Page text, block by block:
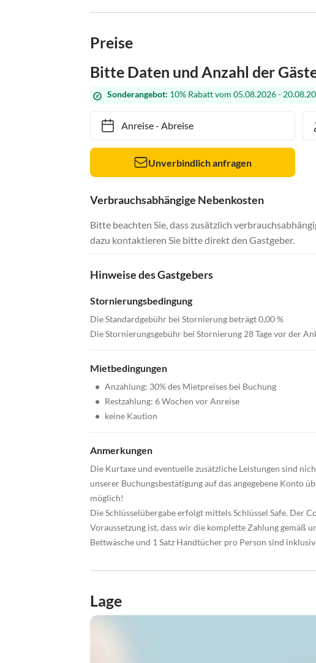
Preise
Bitte Daten und Anzahl der
Sonderangebot: 10% Rabatt vom 05.08.2026 -
Anreise- Abreise
Unverbindlich anfragen
Verbrauchsabhängige Nebenkosten
Bitte beachten Sie, dass zusätzlich
dazu kontaktieren Sie bitte direkt den Gastgeber.
Hinweise des Gastgebers
Stornierungsbedingung
Die Standardgebühr bei Stornierung beträgt 0,00 %
Die Stornierungsgebühr bei Stornierung 28 Tage vor der
Mietbedingungen
• Anzahlung: 30% des Mietpreises bei Buchung
• Restzahlung: 6 Wochen vor Anreise
• keine Kaution
Anmerkungen
Die Kurtaxe und eventuelle zusätzliche Leistungen sind
unserer Buchungsbestätigung auf das angegebene Konto
möglich!
Die Schlüsselübergabe erfolgt mittels Schlüssel Safe. Der
Voraussetzung ist, dass wir die komplette Zahlung gemäß
Bettwäsche und 1 Satz Handtücher pro Person sind
Lage